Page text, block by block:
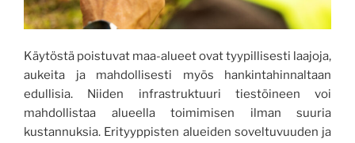
Käytöstä poistuvat maa-alueet ovat tyypillisesti laajoja,
aukeita ja mahdollisesti myös hankintahinnaltaan
edullisia. Niiden infrastruktuuri tiestöineen voi
mahdollistaa alueella toimimisen ilman suuria
kustannuksia. Erityyppisten alueiden soveltuvuuden ja